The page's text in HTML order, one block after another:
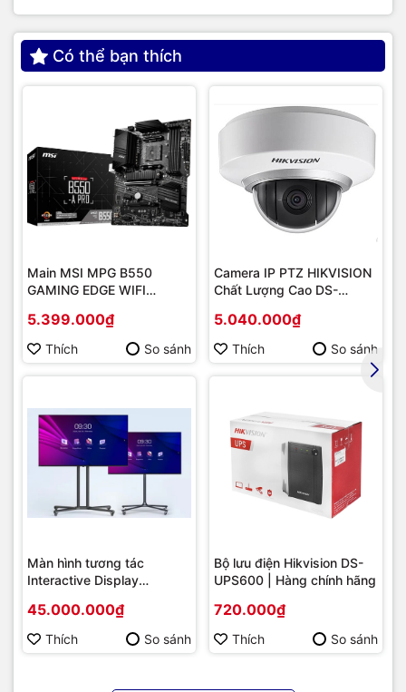
Có thể bạn thích
Main MSI MPG B550
GAMING EDGE WIFI
Socket AM4/ VGA
onboard)
5.399.000₫
Thích So sánh
Camera IP PTZ HIKVISION
Chất Lượng Cao DS-
5.040.000₫
Thích So sánh
Màn hình tương tác
Interactive Display
86 | Cấu hình cao cấp |
Hàng chính hãng
45.000.000₫
Thích So sánh
Bộ lưu điện Hikvision DS-
UPS600 | Hàng chính hãng
720.000₫
Thích So sánh